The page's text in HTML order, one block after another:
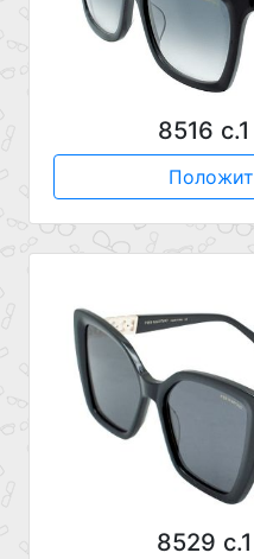
8516
8529